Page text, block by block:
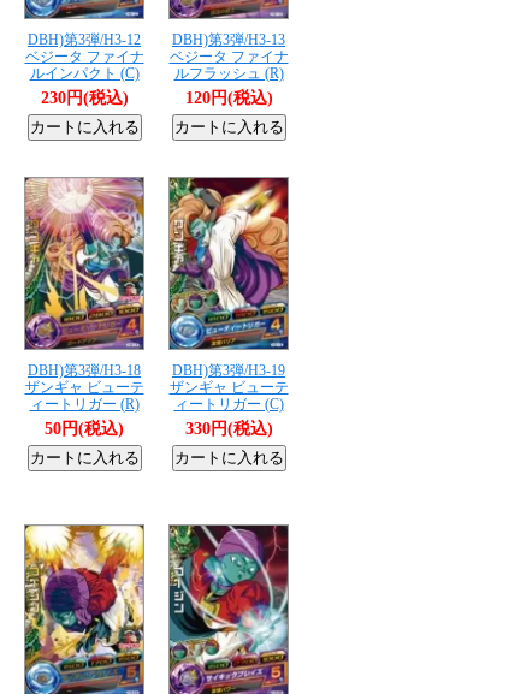
DBH)第3弾/H3-12
ベジータ ファイナ
ルインパクト (C)
230円(税込)
DBH)第3弾/H3-13
ベジータ ファイナ
ルフラッシュ (R)
120円(税込)
DBH)第3弾/H3-18
ザンギャ ビューテ
ィートリガー (R)
50円(税込)
DBH)第3弾/H3-19
ザンギャ ビューテ
ィートリガー (C)
330円(税込)